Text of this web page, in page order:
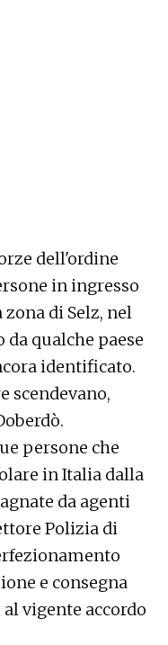
dell'ordine
in ingresso
di Selz, nel
da qualche paese
identificato.
scendevano,
persone che
in Italia dalla
da agenti
Polizia di
e consegna
vigente accordo